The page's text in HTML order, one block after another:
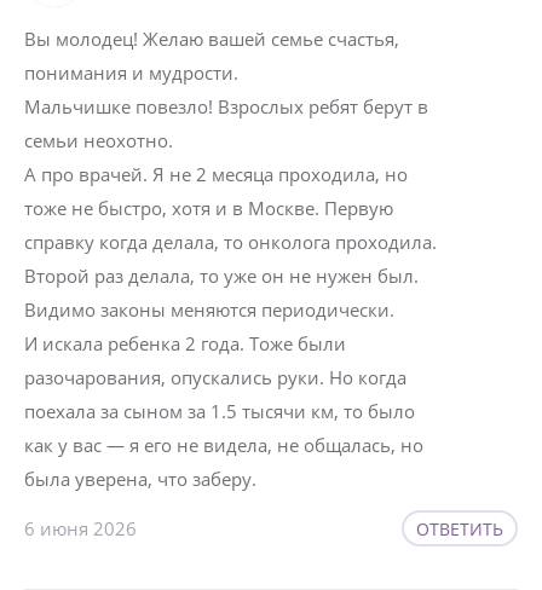
Вы молодец! Желаю вашей семье счастья,
понимания и мудрости.
Мальчишке повезло! Взрослых ребят берут в
семьи неохотно.
А про врачей. Я не 2 месяца проходила, но
тоже не быстро, хотя и в Москве. Первую
справку когда делала, то онколога проходила.
Второй раз делала, то уже он не нужен был.
Видимо законы меняются периодически.
И искала ребенка 2 года. Тоже были
разочарования, опускались руки. Но когда
поехала за сыном за 1.5 тысячи км, то было
как у вас — я его не видела, не общалась, но
была уверена, что заберу.
6 июня 2026 ОТВЕТИТЬ